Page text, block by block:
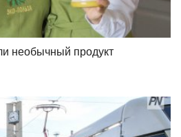
необычный продукт